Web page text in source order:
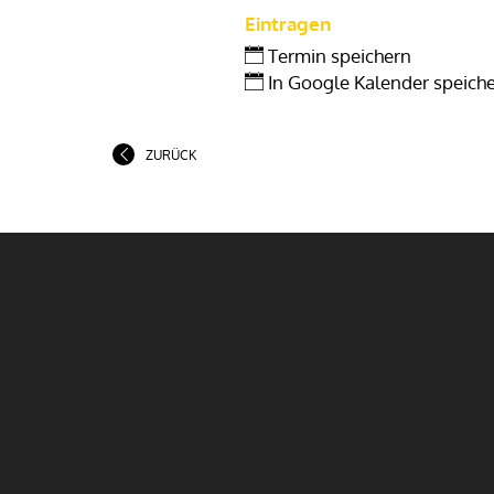
Eintragen
Termin speichern
In Google Kalender
ZURÜCK